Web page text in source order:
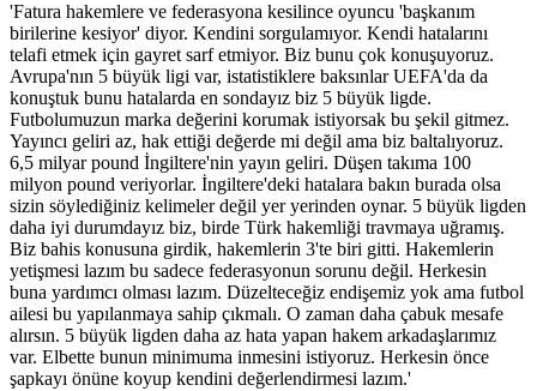
'Fatura hakemlere ve federasyona kesilince oyuncu 'başkanım
birilerine kesiyor' diyor. Kendini sorgulamıyor. Kendi hatalarını
telafi etmek için gayret sarf etmiyor. Biz bunu çok konuşuyoruz.
Avrupa'nın 5 büyük ligi var, istatistiklere baksınlar UEFA'da da
konuştuk bunu hatalarda en sondayız biz 5 büyük ligde.
Futbolumuzun marka değerini korumak istiyorsak bu şekil gitmez.
Yayıncı geliri az, hak ettiği değerde mi değil ama biz baltalıyoruz.
6,5 milyar pound İngiltere'nin yayın geliri. Düşen takıma 100
milyon pound veriyorlar. İngiltere'deki hatalara bakın burada olsa
sizin söylediğiniz kelimeler değil yer yerinden oynar. 5 büyük ligden
daha iyi durumdayız biz, birde Türk hakemliği travmaya uğramış.
Biz bahis konusuna girdik, hakemlerin 3'te biri gitti. Hakemlerin
yetişmesi lazım bu sadece federasyonun sorunu değil. Herkesin
buna yardımcı olması lazım. Düzelteceğiz endişemiz yok ama futbol
ailesi bu yapılanmaya sahip çıkmalı. O zaman daha çabuk mesafe
alırsın. 5 büyük ligden daha az hata yapan hakem arkadaşlarımız
var. Elbette bunun minimuma inmesini istiyoruz. Herkesin önce
şapkayı önüne koyup kendini değerlendirmesi lazım.'